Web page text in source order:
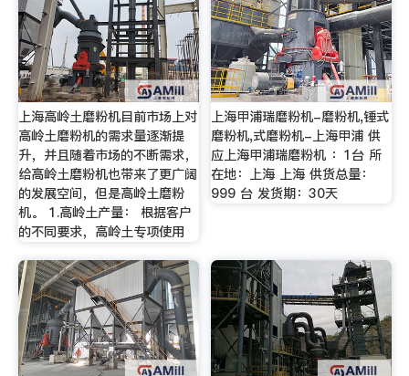
上海高岭土磨粉机目前市场上对
高岭土磨粉机的需求量逐渐提
升，并且随着市场的不断需求，
给高岭土磨粉机也带来了更广阔
的发展空间，但是高岭土磨粉
机。 1.高岭土产量： 根据客户
的不同要求，高岭土专项使用
上海甲浦瑞磨粉机-磨粉机,锤式
磨粉机,式磨粉机-上海甲浦 供
应上海甲浦瑞磨粉机 ：1台 所
在地：上海 上海 供货总量：
999 台 发货期：30天